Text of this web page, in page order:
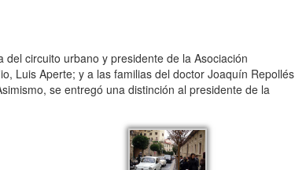
circuito urbano y presidente de la Asociación
Luis Aperte; y a las familias del doctor Joaquín Repollés
se entregó una distinción al presidente de la